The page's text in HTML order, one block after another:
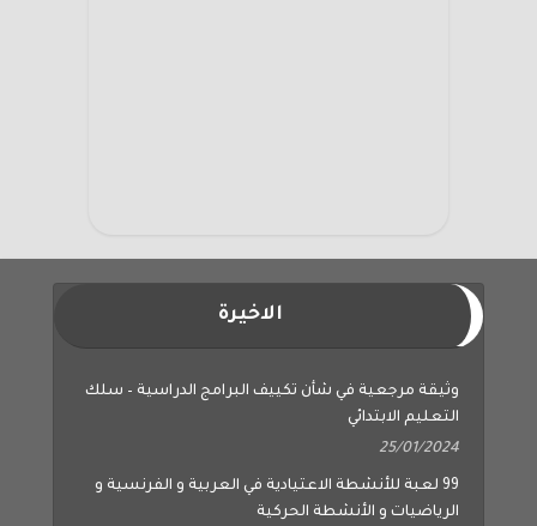
الاخيرة
وثيقة مرجعية في شأن تكييف البرامج الدراسية – سلك
التعليم الابتدائي
25/01/2024
99 لعبة للأنشطة الاعتيادية في العربية و الفرنسية و
الرياضيات و الأنشطة الحركية